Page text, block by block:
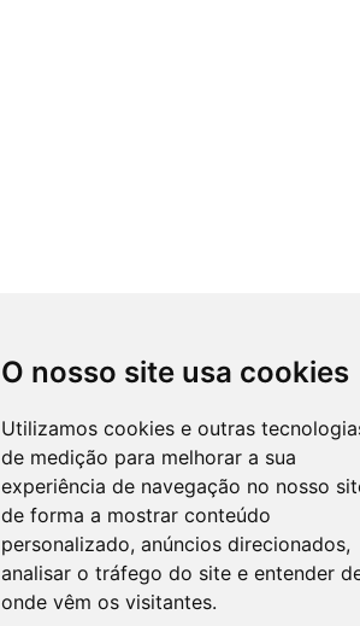
O nosso site usa cookies
Utilizamos cookies e outras
de medição para melhorar a sua
experiência de navegação no nosso
de forma a mostrar conteúdo
personalizado, anúncios direcionados,
analisar o tráfego do site e entender
onde vêm os visitantes.